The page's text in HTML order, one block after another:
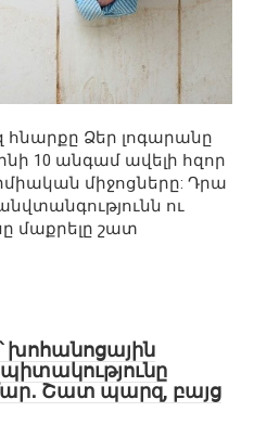
Ձեր լոգարանը
10 անգամ ավելի հզոր
միջոցները: Դրա
ու
մաքրելը շատ
խոհանոցային
Շատ պարզ, բայց